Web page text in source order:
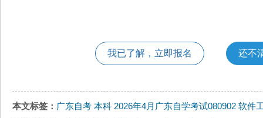
我已了解，立即报名 还不
本文标签： 广东自考 本科 2026年4月广东自学考试080902 软件